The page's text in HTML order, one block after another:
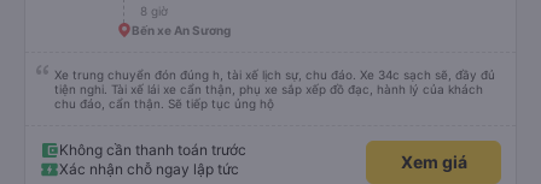
8 giờ
Bến xe An Sương
Xe trung chuyển đón đúng h, tài xế lịch sự, chu đáo. Xe 34c sạch sẽ, đầy đủ
tiện nghi. Tài xế lái xe cẩn thận, phụ xe sắp xếp đồ đạc, hành lý của khách
chu đáo, cẩn thận. Sẽ tiếp tục ủng hộ
Không cần thanh toán trước
Xác nhận chỗ ngay lập tức
Xem giá